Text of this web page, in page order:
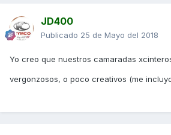
JD400
Publicado 25 de Mayo del 2018
Yo creo que nuestros camaradas
vergonzosos, o poco creativos (me